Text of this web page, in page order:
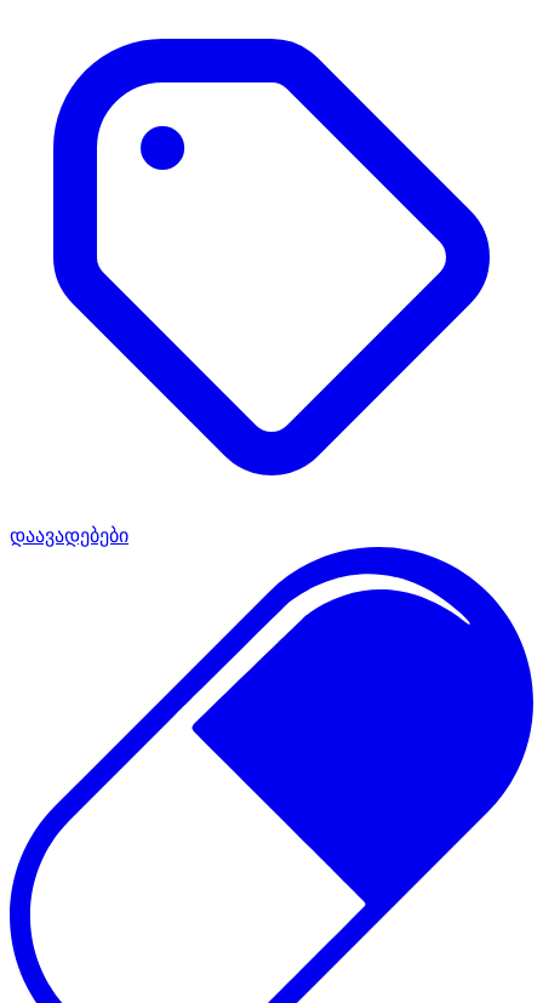
დაავადებები